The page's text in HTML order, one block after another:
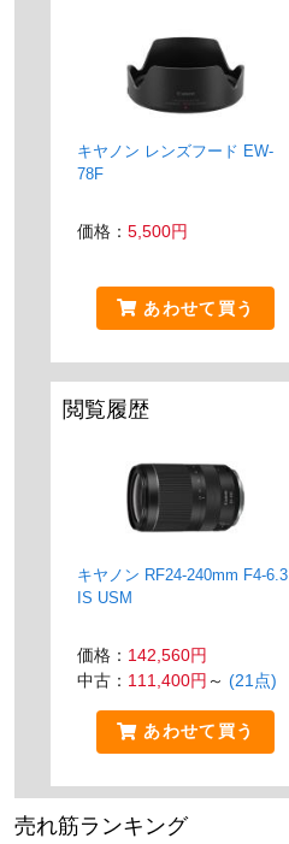
キヤノン レンズフード EW-
78F
価格： 5,500円
あわせて買う
閲覧履歴
キヤノン RF24-240mm F4-6.3
IS USM
価格： 142,560円
中古： 111,400円 ～ (21点)
あわせて買う
売れ筋ランキング